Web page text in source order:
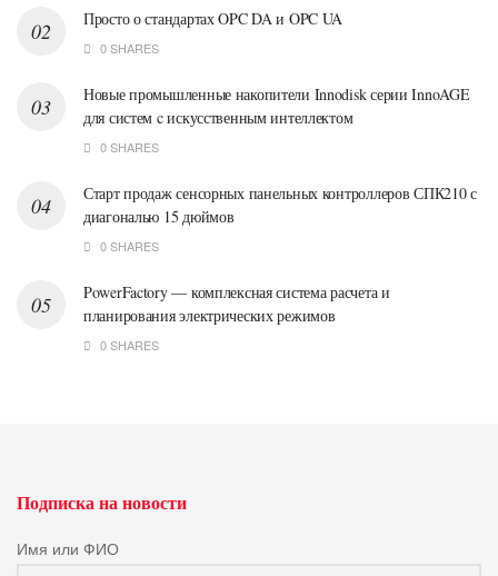
Просто о стандартах OPC DA и OPC UA
0 SHARES
Новые промышленные накопители Innodisk серии InnoAGE
для систем c искусственным интеллектом
0 SHARES
Старт продаж сенсорных панельных контроллеров СПК210 с
диагональю 15 дюймов
0 SHARES
PowerFactory — комплексная система расчета и
планирования электрических режимов
0 SHARES
Подписка на новости
Имя или ФИО